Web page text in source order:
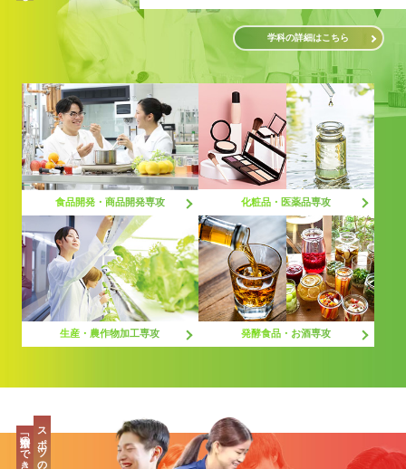
学科の詳細はこちら
食品開発・商品開発専攻 化粧品・医薬品専攻
生産・農作物加工専攻 発酵食品・お酒専攻
スポーツの最先端、